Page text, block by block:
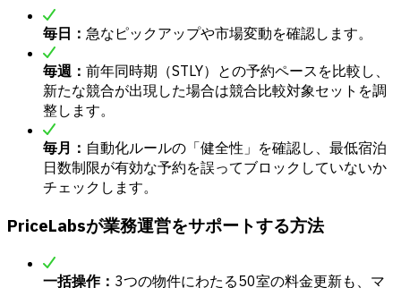
毎日： 急なピックアップや市場変動を確認します。
毎週： 前年同時期（STLY）との予約ペースを比較し、
新たな競合が出現した場合は競合比較対象セットを調
整します。
毎月： 自動化ルールの「健全性」を確認し、最低宿泊
日数制限が有効な予約を誤ってブロックしていないか
チェックします。
PriceLabsが業務運営をサポートする方法
一括操作： 3つの物件にわたる50室の料金更新も、マ